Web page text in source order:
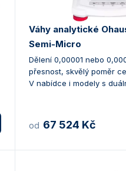
Váhy analytické
Semi-Micro
Dělení 0,00001 nebo
přesnost, skvělý poměr
V nabídce i modely s
od 67 524 Kč